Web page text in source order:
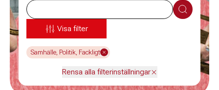
Sök
Visa filter
Samhälle, Politik, Fackligt
Rensa alla filterinställningar